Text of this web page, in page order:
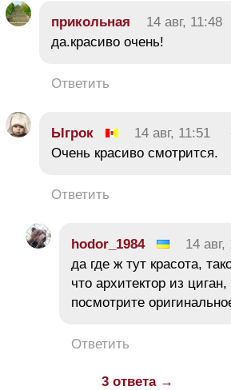
прикольная 14 авг, 11:48
да.красиво очень!
Ответить
Ыгрок 14 авг, 11:51
Очень красиво смотрится.
Ответить
hodor_1984 14 авг,
да где ж тут красота,
что архитектор из циган,
посмотрите
Ответить
3 ответа →